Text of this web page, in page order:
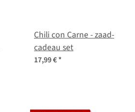
Chili con Carne - zaad-
cadeau set
17,99 €*